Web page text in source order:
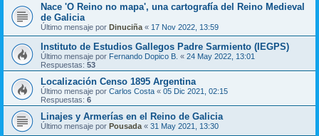
Nace 'O Reino no mapa', una cartografía del Reino Medieval
de Galicia
Último mensaje por Dinuciña « 17 Nov 2022, 13:59
Instituto de Estudios Gallegos Padre Sarmiento (IEGPS)
Último mensaje por Fernando Dopico B. « 24 May 2022, 13:01
Respuestas: 53
Localización Censo 1895 Argentina
Último mensaje por Carlos Costa « 05 Dic 2021, 02:15
Respuestas: 6
Linajes y Armerías en el Reino de Galicia
Último mensaje por Pousada « 31 May 2021, 13:30